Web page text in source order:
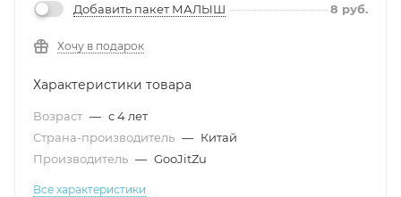
Добавить пакет МАЛЫШ 8 руб.
Хочу в подарок
Характеристики товара
Возраст — с 4 лет
Страна-производитель — Китай
Производитель — GooJitZu
Все характеристики